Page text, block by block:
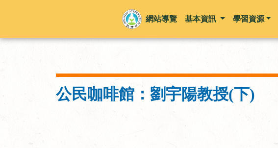
網站導覽 基本資訊 學習資源
公民咖啡館：劉宇陽教授(下)